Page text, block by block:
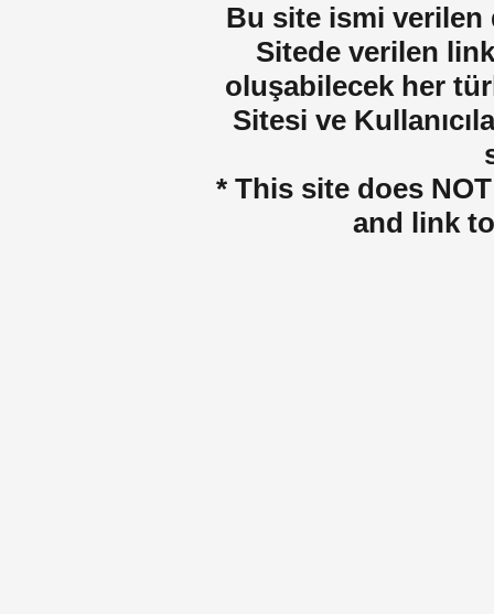
Bu site ismi verilen
Sitede verilen
oluşabilecek her
Sitesi ve
* This site does
and link